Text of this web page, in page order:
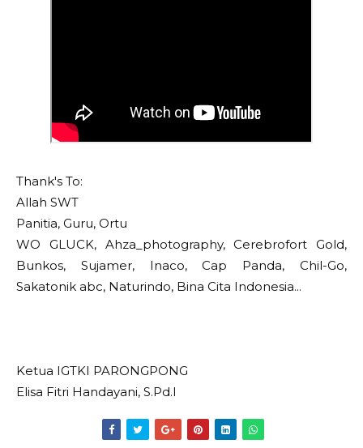
Thank's To:
Allah SWT
Panitia, Guru, Ortu
WO GLUCK, Ahza_photography, Cerebrofort Gold,
Bunkos, Sujamer, Inaco, Cap Panda, Chil-Go,
Sakatonik abc, Naturindo, Bina Cita Indonesia...
Ketua IGTKI PARONGPONG
Elisa Fitri Handayani, S.Pd.I